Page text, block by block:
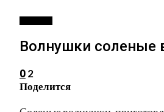
Волнушки соленые
0 2
Поделится